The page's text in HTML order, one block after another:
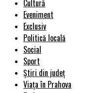
Cultură
Eveniment
Exclusiv
Politică locală
Social
Sport
Știri din județ
Viața în Prahova